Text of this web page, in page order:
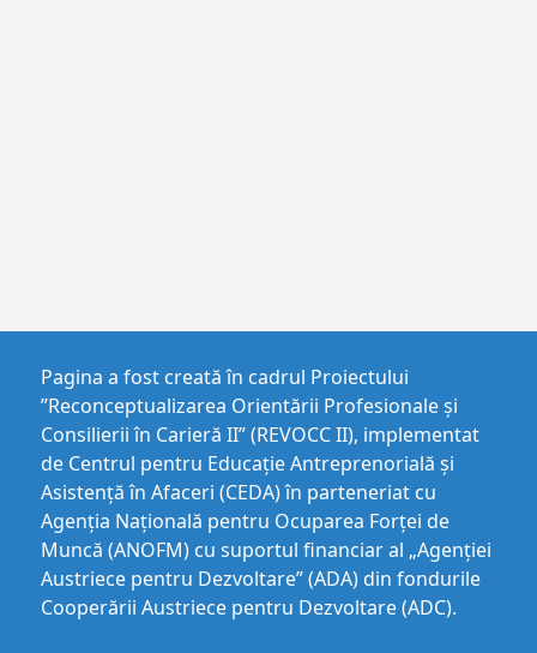
Pagina a fost creată în cadrul Proiectului
”Reconceptualizarea Orientării Profesionale și
Consilierii în Carieră II” (REVOCC II), implementat
de Centrul pentru Educaţie Antreprenorială şi
Asistenţă în Afaceri (CEDA) în parteneriat cu
Agenția Națională pentru Ocuparea Forței de
Muncă (ANOFM) cu suportul financiar al „Agenției
Austriece pentru Dezvoltare” (ADA) din fondurile
Cooperării Austriece pentru Dezvoltare (ADC).